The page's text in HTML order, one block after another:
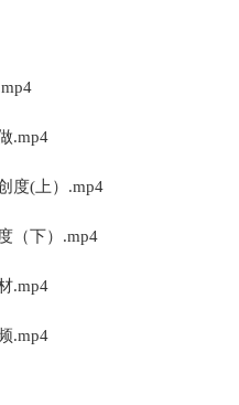
.mp4
度(上）.mp4
（下）.mp4
.mp4
.mp4